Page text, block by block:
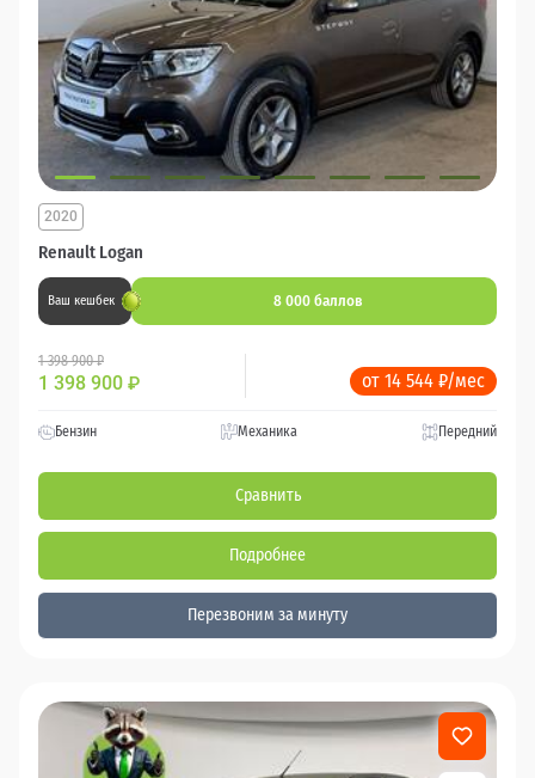
Renault Logan
2020
Ваш кешбек 8 000 баллов
1 398 900 ₽
1 398 900 ₽ от 14 544 ₽/мес
Бензин Механика Передний
Сравнить
Подробнее
Перезвоним за минуту